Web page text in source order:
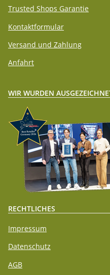
Trusted Shops Garantie
Kontaktformular
Versand und Zahlung
Anfahrt
WIR WURDEN
RECHTLICHES
Impressum
Datenschutz
AGB